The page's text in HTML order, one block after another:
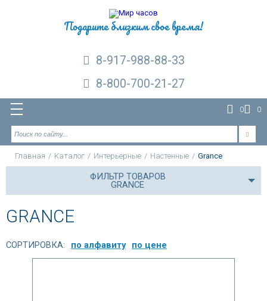
Подарите близким свое время!
8-917-988-88-33
8-800-700-21-27
0 0
Главная / Каталог / Интерьерные / Настенные / Grance
ФИЛЬТР ТОВАРОВ
GRANCE
GRANCE
СОРТИРОВКА: по алфавиту по цене